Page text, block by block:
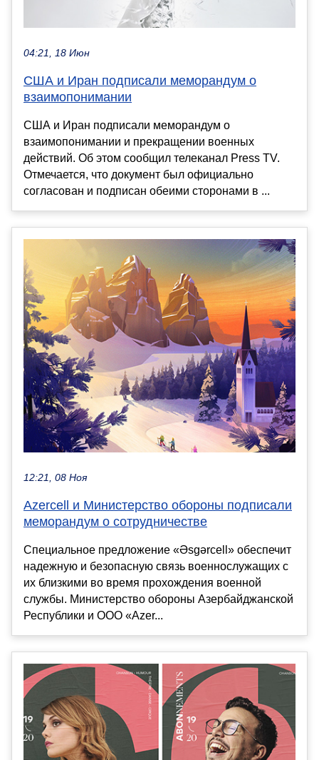
04:21, 18 Июн
США и Иран подписали меморандум о
взаимопонимании
США и Иран подписали меморандум о
взаимопонимании и прекращении военных
действий. Об этом сообщил телеканал Press TV.
Отмечается, что документ был официально
согласован и подписан обеими сторонами в ...
12:21, 08 Ноя
Azercell и Министерство обороны подписали
меморандум о сотрудничестве
Специальное предложение «Əsgərcell» обеспечит
надежную и безопасную связь военнослужащих с
их близкими во время прохождения военной
службы. Министерство обороны Азербайджанской
Республики и ООО «Azer...